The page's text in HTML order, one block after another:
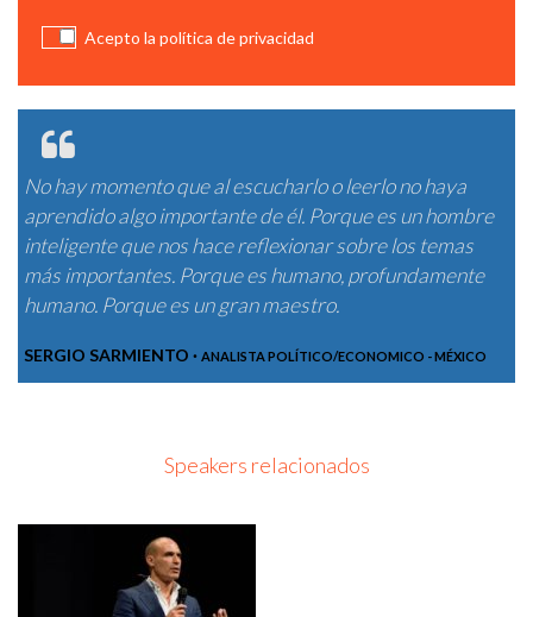
Acepto la política de privacidad
No hay momento que al escucharlo o leerlo no haya
aprendido algo importante de él. Porque es un hombre
inteligente que nos hace reflexionar sobre los temas
más importantes. Porque es humano, profundamente
humano. Porque es un gran maestro.
SERGIO SARMIENTO · ANALISTA POLÍTICO/ECONOMICO - MÉXICO
Speakers relacionados